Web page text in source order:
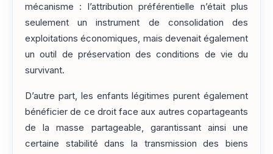
mécanisme : l’attribution préférentielle n’était plus
seulement un instrument de consolidation des
exploitations économiques, mais devenait également
un outil de préservation des conditions de vie du
survivant.
D’autre part, les enfants légitimes purent également
bénéficier de ce droit face aux autres copartageants
de la masse partageable, garantissant ainsi une
certaine stabilité dans la transmission des biens